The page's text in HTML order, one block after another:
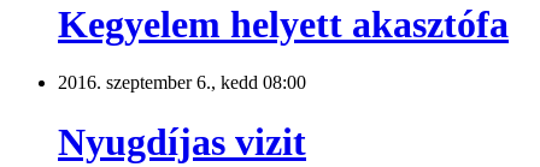
Kegyelem helyett akasztófa
2016. szeptember 6., kedd 08:00
Nyugdíjas vizit